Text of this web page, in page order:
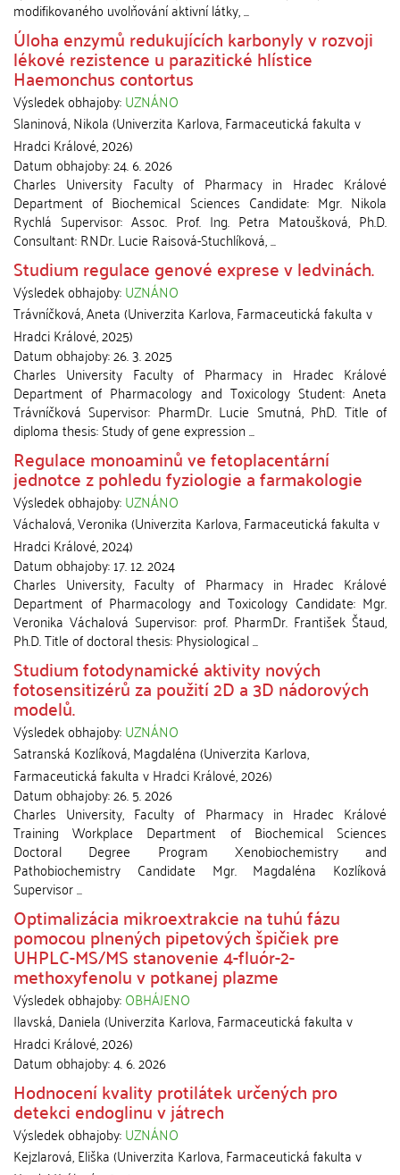
modifikovaného uvolňování aktivní látky, ...
Úloha enzymů redukujících karbonyly v rozvoji
lékové rezistence u parazitické hlístice
Haemonchus contortus
Výsledek obhajoby:UZNÁNO
Slaninová, Nikola(Univerzita Karlova, Farmaceutická fakulta v
Hradci Králové,2026)
Datum obhajoby:24. 6. 2026
Charles University Faculty of Pharmacy in Hradec Králové
Department of Biochemical Sciences Candidate: Mgr. Nikola
Rychlá Supervisor: Assoc. Prof. Ing. Petra Matoušková, Ph.D.
Consultant: RNDr. Lucie Raisová-Stuchlíková, ...
Studium regulace genové exprese v ledvinách.
Výsledek obhajoby:UZNÁNO
Trávníčková, Aneta(Univerzita Karlova, Farmaceutická fakulta v
Hradci Králové,2025)
Datum obhajoby:26. 3. 2025
Charles University Faculty of Pharmacy in Hradec Králové
Department of Pharmacology and Toxicology Student: Aneta
Trávníčková Supervisor: PharmDr. Lucie Smutná, PhD. Title of
diploma thesis: Study of gene expression ...
Regulace monoaminů ve fetoplacentární
jednotce z pohledu fyziologie a farmakologie
Výsledek obhajoby:UZNÁNO
Váchalová, Veronika(Univerzita Karlova, Farmaceutická fakulta v
Hradci Králové,2024)
Datum obhajoby:17. 12. 2024
Charles University, Faculty of Pharmacy in Hradec Králové
Department of Pharmacology and Toxicology Candidate: Mgr.
Veronika Váchalová Supervisor: prof. PharmDr. František Štaud,
Ph.D. Title of doctoral thesis: Physiological ...
Studium fotodynamické aktivity nových
fotosensitizérů za použití 2D a 3D nádorových
modelů.
Výsledek obhajoby:UZNÁNO
Satranská Kozlíková, Magdaléna(Univerzita Karlova,
Farmaceutická fakulta v Hradci Králové,2026)
Datum obhajoby:26. 5. 2026
Charles University, Faculty of Pharmacy in Hradec Králové
Training Workplace Department of Biochemical Sciences
Doctoral Degree Program Xenobiochemistry and
Pathobiochemistry Candidate Mgr. Magdaléna Kozlíková
Supervisor ...
Optimalizácia mikroextrakcie na tuhú fázu
pomocou plnených pipetových špičiek pre
UHPLC-MS/MS stanovenie 4-fluór-2-
methoxyfenolu v potkanej plazme
Výsledek obhajoby:OBHÁJENO
Ilavská, Daniela(Univerzita Karlova, Farmaceutická fakulta v
Hradci Králové,2026)
Datum obhajoby:4. 6. 2026
Hodnocení kvality protilátek určených pro
detekci endoglinu v játrech
Výsledek obhajoby:UZNÁNO
Kejzlarová, Eliška(Univerzita Karlova, Farmaceutická fakulta v